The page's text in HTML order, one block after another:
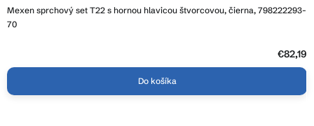
Mexen sprchový set T22 s hornou hlavicou štvorcovou, čierna, 798222293-
70
€82,19
Do košíka